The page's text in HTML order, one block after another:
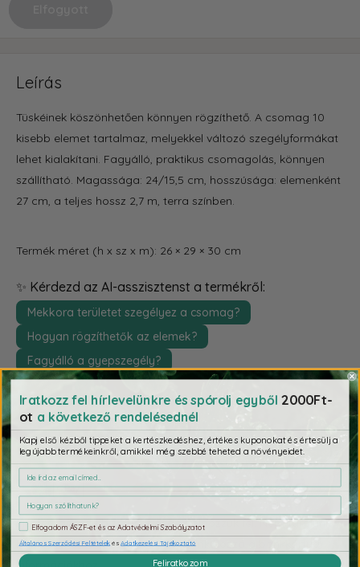
Leírás
Tüskéinek köszönhetően könnyen rögzíthető. A csomag 10
kisebb elemet tartalmaz, melyekkel változó szegélyformákat
lehet kialakítani. Fagyálló, praktikus csomagolás, könnyen
szállítható. Magassága: 24/15,5 cm, hosszúsága: elemenként
27 cm, a teljes hossz 2,7 m, terra színben.
Termék méret (h x sz x m): 26 × 29 × 30 cm
✨ Kérdezd az AI-asszisztenst a termékről:
Mekkora területet szegélyez a csomag?
Hogyan rögzíthetők az elemek?
Fagyálló a gyepszegély?
Fizetés & Biztonság
Fizetési adatait biztonságosan dolgozzuk fel. Nem tárolunk
bankkártya adatokat, és nem férünk hozzá a bankkártya
Iratkozz fel hírlevelünkre és spórolj egyből 2000Ft-
ot a következő rendelésednél
Kapj első kézből tippeket a kertészkedéshez, értékes kuponokat és értesülj a
legújabb termékeinkről, amikkel még szebbé teheted a növényeidet.
Elfogadom ÁSZF-et és az Adatvédelmi Szabályzatot
Általános Szerződési FeltételekésAdatkezelési Tájékoztató
Feliratkozom